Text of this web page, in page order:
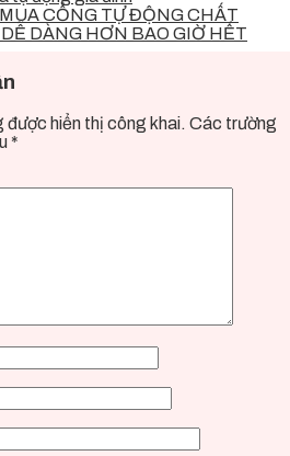
CỔNG TỰ ĐỘNG CHẤT
DÀNG HƠN BAO GIỜ HẾT
được hiển thị công khai. Các trường
*